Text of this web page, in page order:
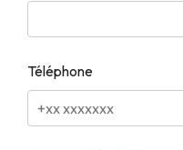
Téléphone